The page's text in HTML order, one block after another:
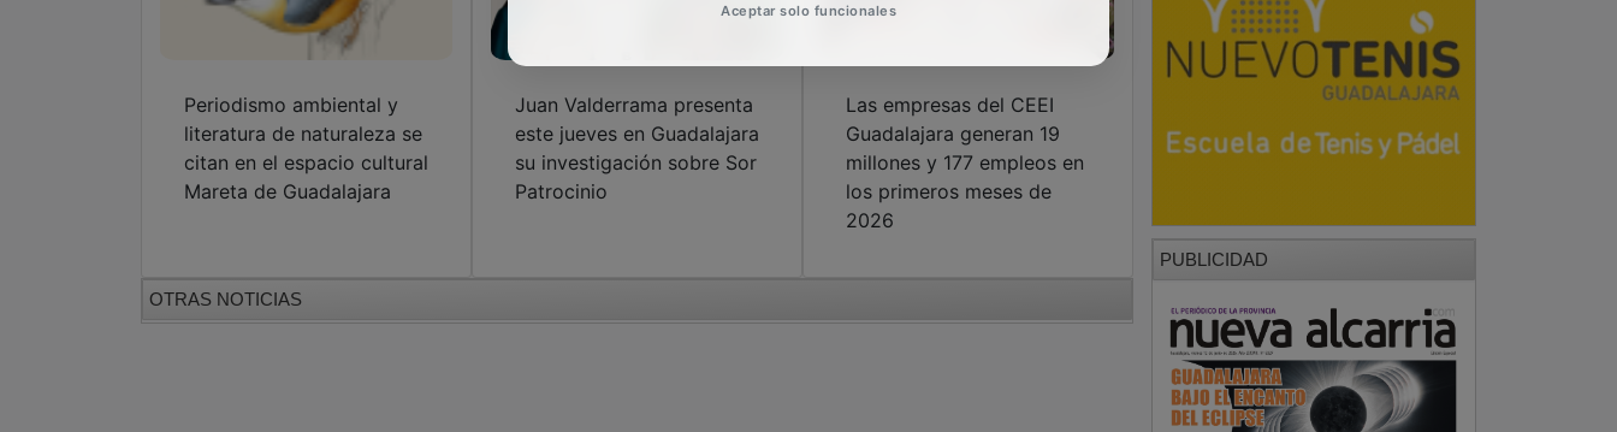
Periodismo ambiental y
literatura de naturaleza se
citan en el espacio cultural
Mareta de Guadalajara
Juan Valderrama presenta
este jueves en Guadalajara
su investigación sobre Sor
Patrocinio
Las empresas del CEEI
Guadalajara generan 19
millones y 177 empleos en
los primeros meses de
2026
OTRAS NOTICIAS
PUBLICIDAD
Aceptar solo funcionales